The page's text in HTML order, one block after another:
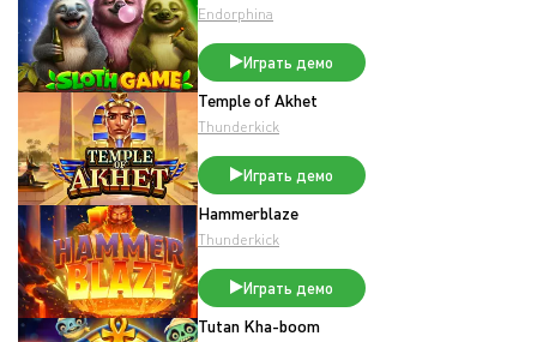
Endorphina
Играть демо
Temple of Akhet
Thunderkick
Играть демо
Hammerblaze
Thunderkick
Играть демо
Tutan Kha-boom